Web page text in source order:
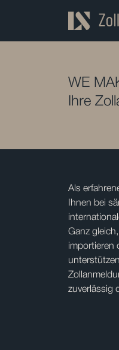
WE
Ihre
Als
Ihnen bei
Ganz
importieren
zuverlässig